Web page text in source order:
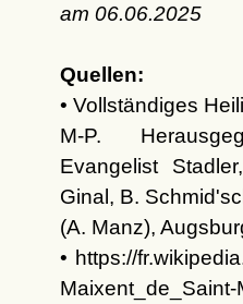
am 06.06.2025
Quellen:
• Vollständiges
M-P.
Evangelist
Ginal, B.
(A. Manz),
• https://
Maixent_de_Saint-